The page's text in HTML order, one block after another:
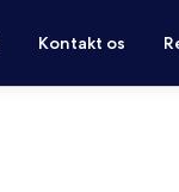
Kontakt os